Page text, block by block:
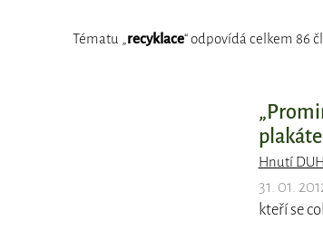
Tématu „ recyklace“ odpovídá celkem 86
Hnutí
31. 01.
kteří se